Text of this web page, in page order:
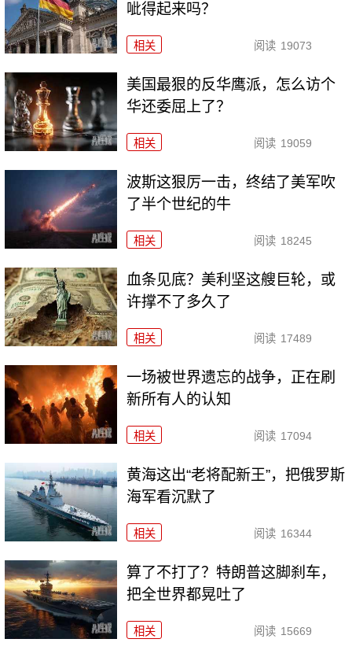
呲得起来吗？
相关 阅读 19073
美国最狠的反华鹰派，怎么访个
华还委屈上了？
相关 阅读 19059
波斯这狠厉一击，终结了美军吹
了半个世纪的牛
相关 阅读 18245
血条见底？美利坚这艘巨轮，或
许撑不了多久了
相关 阅读 17489
一场被世界遗忘的战争，正在刷
新所有人的认知
相关 阅读 17094
黄海这出“老将配新王”，把俄罗斯
海军看沉默了
相关 阅读 16344
算了不打了？特朗普这脚刹车，
把全世界都晃吐了
相关 阅读 15669